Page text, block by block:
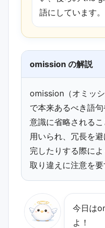
語にしています。
omission の解説
omission（オミッ
で本来あるべき語
意識に省略される
用いられ、冗長を
完したりする際に
取り違えに注意を要
今日は
よ！